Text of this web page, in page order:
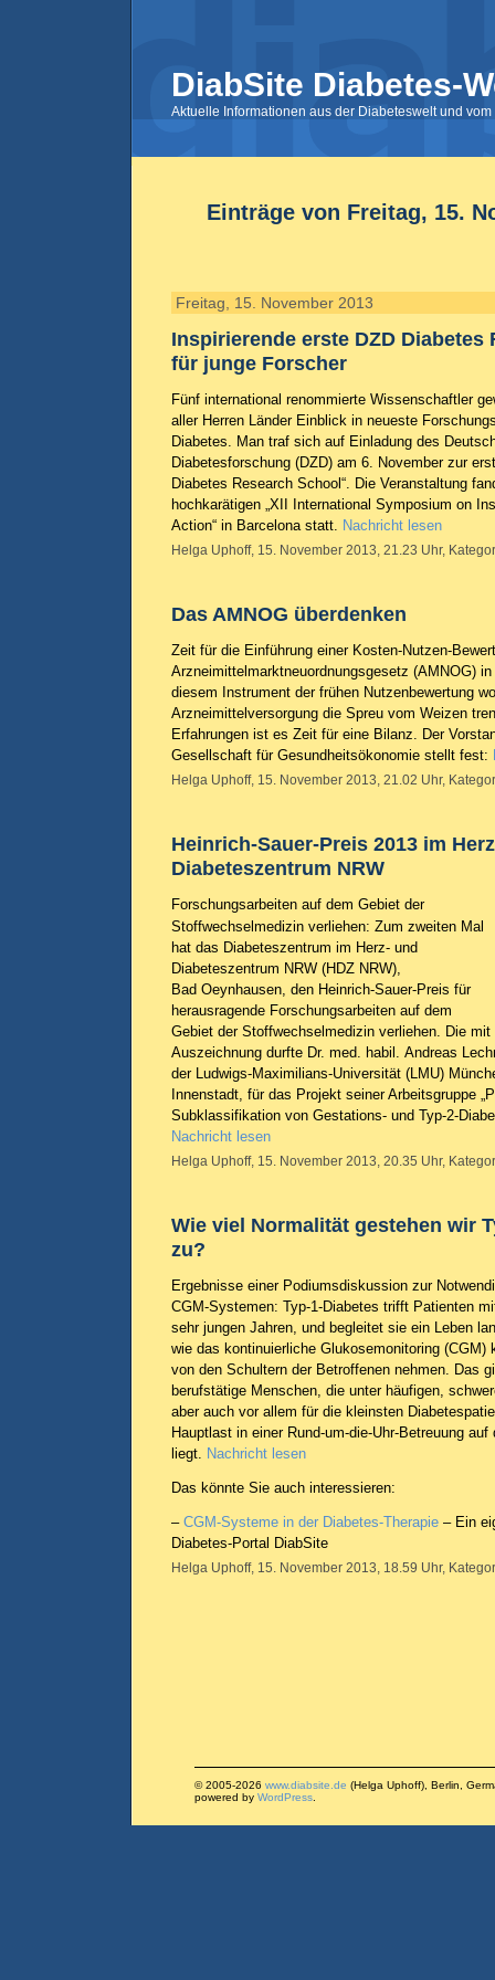
DiabSite Diabetes-
Aktuelle Informationen aus der Diabeteswelt und
Einträge von Freitag, 15.
Freitag, 15. November 2013
Inspirierende erste DZD Diabetes
für junge Forscher
Fünf international renommierte Wissenschaftler
aller Herren Länder Einblick in neueste
Diabetes. Man traf sich auf Einladung des
Diabetesforschung (DZD) am 6. November zur
Diabetes Research School“. Die Veranstaltung
hochkarätigen „XII International Symposium on
Action“ in Barcelona statt. Nachricht lesen
Helga Uphoff, 15. November 2013, 21.23 Uhr,
Das AMNOG überdenken
Zeit für die Einführung einer Kosten-Nutzen-
Arzneimittelmarktneuordnungsgesetz (AMNOG)
diesem Instrument der frühen Nutzenbewertung
Arzneimittelversorgung die Spreu vom Weizen
Erfahrungen ist es Zeit für eine Bilanz. Der
Gesellschaft für Gesundheitsökonomie stellt fest:
Helga Uphoff, 15. November 2013, 21.02 Uhr,
Heinrich-Sauer-Preis 2013 im
Diabeteszentrum NRW
Forschungsarbeiten auf dem Gebiet der
Stoffwechselmedizin verliehen: Zum zweiten Mal
hat das Diabeteszentrum im Herz- und
Diabeteszentrum NRW (HDZ NRW),
Bad Oeynhausen, den Heinrich-Sauer-Preis für
herausragende Forschungsarbeiten auf dem
Gebiet der Stoffwechselmedizin verliehen. Die
Auszeichnung durfte Dr. med. habil. Andreas
der Ludwigs-Maximilians-Universität (LMU)
Innenstadt, für das Projekt seiner Arbeitsgruppe
Subklassifikation von Gestations- und Typ-2-
Nachricht lesen
Helga Uphoff, 15. November 2013, 20.35 Uhr,
Wie viel Normalität gestehen wir
zu?
Ergebnisse einer Podiumsdiskussion zur
CGM-Systemen: Typ-1-Diabetes trifft Patienten
sehr jungen Jahren, und begleitet sie ein Leben
wie das kontinuierliche Glukosemonitoring (CGM)
von den Schultern der Betroffenen nehmen. Das
berufstätige Menschen, die unter häufigen,
aber auch vor allem für die kleinsten
Hauptlast in einer Rund-um-die-Uhr-Betreuung
liegt. Nachricht lesen
Das könnte Sie auch interessieren:
– CGM-Systeme in der Diabetes-Therapie – Ein
Diabetes-Portal DiabSite
Helga Uphoff, 15. November 2013, 18.59 Uhr,
© 2005-2026 www.diabsite.de (Helga Uphoff), Berlin,
powered by WordPress.